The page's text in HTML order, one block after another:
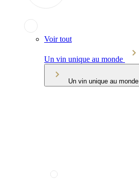
Voir tout
Un vin unique au monde
Un vin unique au monde